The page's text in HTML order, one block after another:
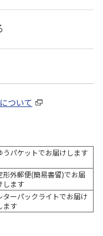
ついて
うパケットでお届けします
形外郵便(簡易書留)でお届
します
ターパックライトでお届け
ます